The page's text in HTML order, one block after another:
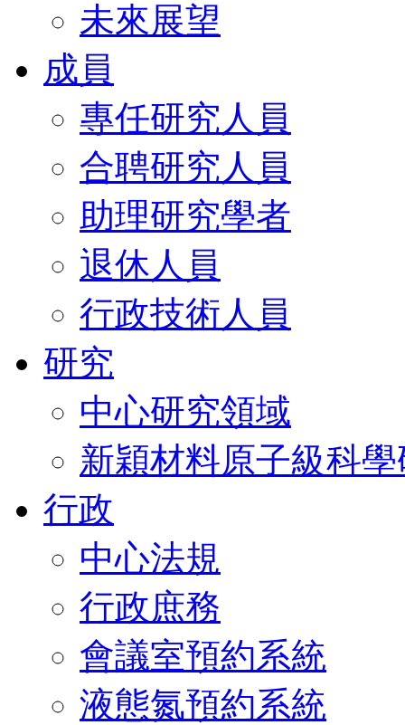
未來展望
成員
專任研究人員
合聘研究人員
助理研究學者
退休人員
行政技術人員
研究
中心研究領域
新穎材料原子級科
行政
中心法規
行政庶務
會議室預約系統
液態氮預約系統